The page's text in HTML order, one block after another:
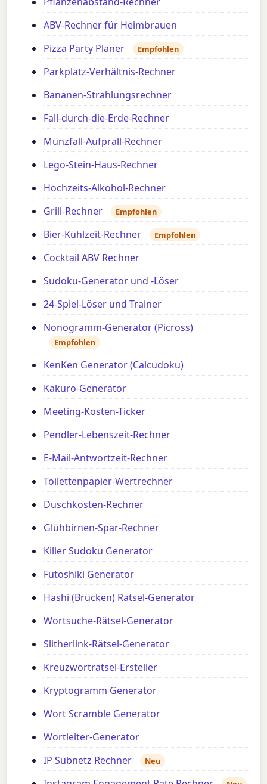
ABV-Rechner für Heimbrauen
Pizza Party Planer
Empfohlen
Parkplatz-Verhältnis-Rechner
Bananen-Strahlungsrechner
Fall-durch-die-Erde-Rechner
Münzfall-Aufprall-Rechner
Lego-Stein-Haus-Rechner
Hochzeits-Alkohol-Rechner
Grill-Rechner
Empfohlen
Bier-Kühlzeit-Rechner Empfohlen
Cocktail ABV Rechner
Sudoku-Generator und -Löser
24-Spiel-Löser und Trainer
Nonogramm-Generator (Picross)
Empfohlen
KenKen Generator (Calcudoku)
Kakuro-Generator
Meeting-Kosten-Ticker
Pendler-Lebenszeit-Rechner
E-Mail-Antwortzeit-Rechner
Toilettenpapier-Wertrechner
Duschkosten-Rechner
Glühbirnen-Spar-Rechner
Killer Sudoku Generator
Futoshiki Generator
Hashi (Brücken) Rätsel-Generator
Wortsuche-Rätsel-Generator
Slitherlink-Rätsel-Generator
Kreuzworträtsel-Ersteller
Kryptogramm Generator
Wort Scramble Generator
Wortleiter-Generator
IP Subnetz Rechner
Neu